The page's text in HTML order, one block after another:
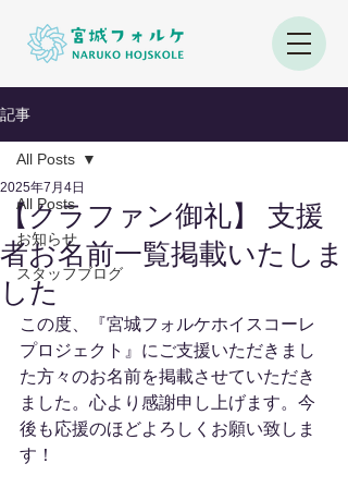
記事
All Posts
お知らせ
スタッフブログ
All Posts
【クラファン御礼】 支援
者お名前一覧掲載いたしま
した
2025年7月4日
この度、『宮城フォルケホイスコーレ
プロジェクト』にご支援いただきまし
た方々のお名前を掲載させていただき
ました。心より感謝申し上げます。今
後も応援のほどよろしくお願い致しま
す！